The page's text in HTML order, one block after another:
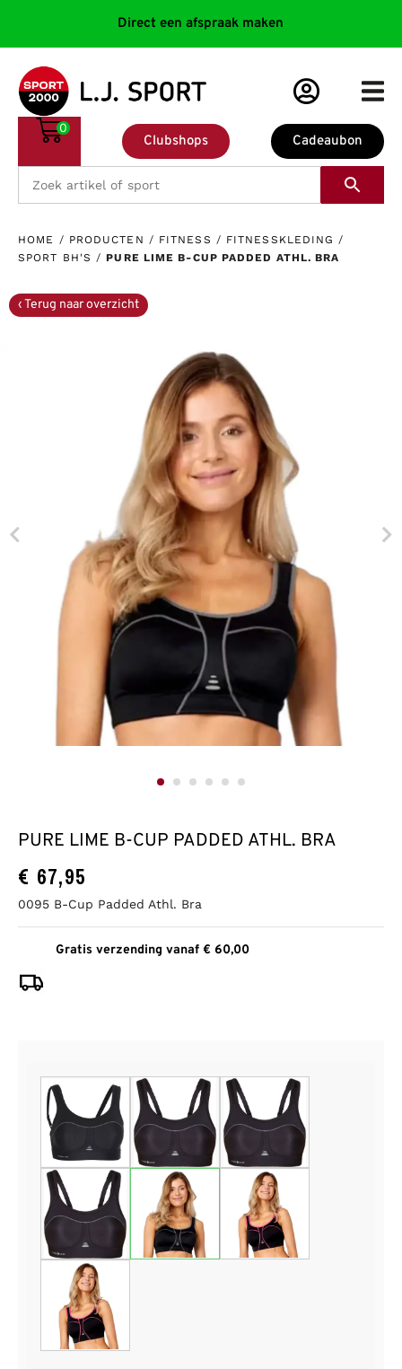
Direct een afspraak maken
Cadeaubon
Clubshops
0
HOME / PRODUCTEN / FITNESS / FITNESSKLEDING /
SPORT BH'S /PURE LIME B-CUP PADDED ATHL. BRA
PURE LIME B-CUP PADDED ATHL. BRA
€ 67,95
0095 B-Cup Padded Athl. Bra
Gratis verzending vanaf € 60,00